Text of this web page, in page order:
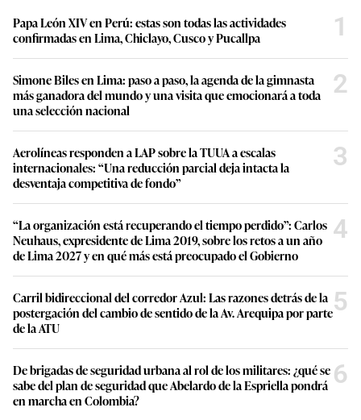
Papa León XIV en Perú: estas son todas las actividades
confirmadas en Lima, Chiclayo, Cusco y Pucallpa
1
Simone Biles en Lima: paso a paso, la agenda de la gimnasta
más ganadora del mundo y una visita que emocionará a toda
una selección nacional
2
Aerolíneas responden a LAP sobre la TUUA a escalas
internacionales: “Una reducción parcial deja intacta la
desventaja competitiva de fondo”
3
“La organización está recuperando el tiempo perdido”: Carlos
Neuhaus, expresidente de Lima 2019, sobre los retos a un año
de Lima 2027 y en qué más está preocupado el Gobierno
4
Carril bidireccional del corredor Azul: Las razones detrás de la
postergación del cambio de sentido de la Av. Arequipa por parte
de la ATU
5
De brigadas de seguridad urbana al rol de los militares: ¿qué se
sabe del plan de seguridad que Abelardo de la Espriella pondrá
en marcha en Colombia?
6